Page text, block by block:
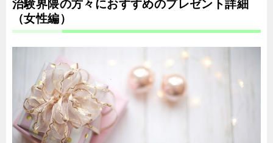
治験界隈の方々におすすめのプレゼント詳細
（女性編）